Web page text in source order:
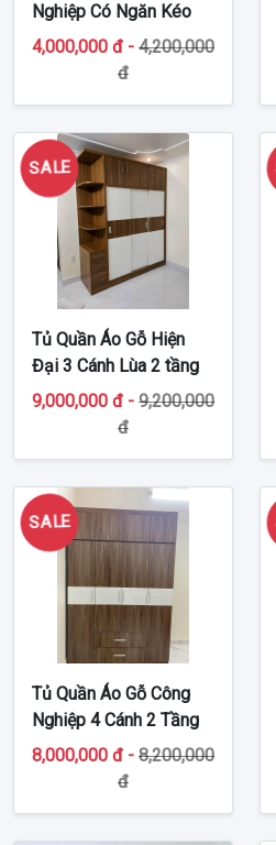
Nghiệp Có Ngăn Kéo
TT-MDF347
4,000,000 đ - 4,200,000
đ
SALE
Tủ Quần Áo Gỗ Hiện
Đại 3 Cánh Lùa 2 tầng
Có Kệ Góc TT-MDF52
9,000,000 đ - 9,200,000
đ
SALE
Tủ Quần Áo Gỗ Công
Nghiệp 4 Cánh 2 Tầng
TT-MDF50
8,000,000 đ - 8,200,000
đ